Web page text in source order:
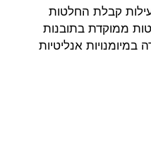
קבלת החלטות
ממוקדת בתובנות
אנליטיות